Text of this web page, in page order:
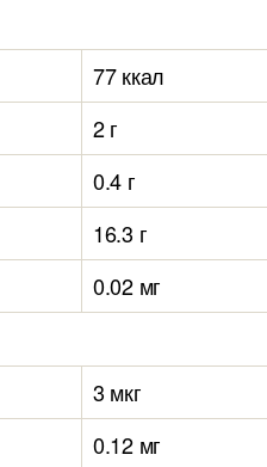
77 ккал
2 г
0.4 г
16.3 г
0.02 мг
3 мкг
0.12 мг